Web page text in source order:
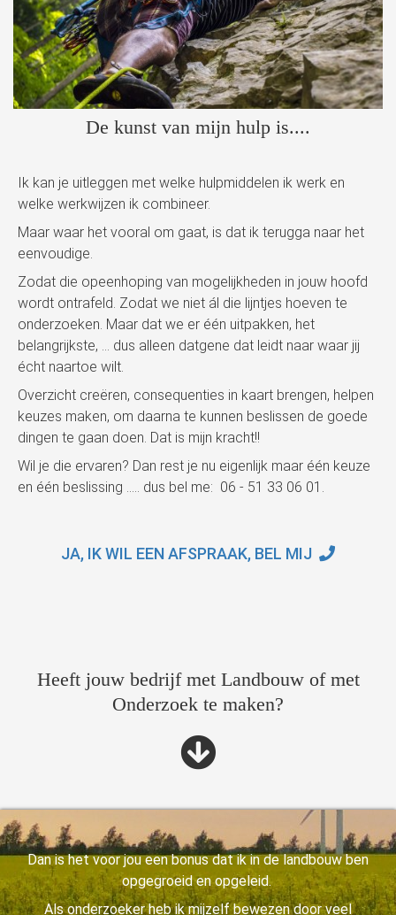
De kunst van mijn hulp is....
Ik kan je uitleggen met welke hulpmiddelen ik werk en
welke werkwijzen ik combineer.
Maar waar het vooral om gaat, is dat ik terugga naar het
eenvoudige.
Zodat die opeenhoping van mogelijkheden in jouw hoofd
wordt ontrafeld. Zodat we niet ál die lijntjes hoeven te
onderzoeken. Maar dat we er één uitpakken, het
belangrijkste, … dus alleen datgene dat leidt naar waar jij
écht naartoe wilt.
Overzicht creëren, consequenties in kaart brengen, helpen
keuzes maken, om daarna te kunnen beslissen de goede
dingen te gaan doen. Dat is mijn kracht!!
Wil je die ervaren? Dan rest je nu eigenlijk maar één keuze
en één beslissing ..... dus bel me: 06 - 51 33 06 01.
JA, IK WIL EEN AFSPRAAK, BEL MIJ
Heeft jouw bedrijf met Landbouw of met
Onderzoek te maken?
Dan is het voor jou een bonus dat ik in de landbouw ben
opgegroeid en opgeleid.
Als onderzoeker heb ik mijzelf bewezen door veel